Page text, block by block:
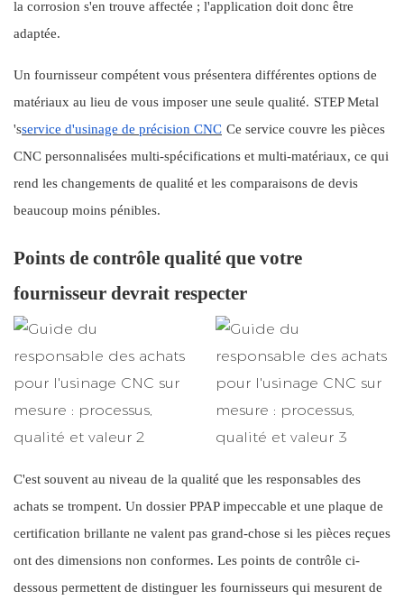
la corrosion s'en trouve affectée ; l'application doit donc être
adaptée.
Un fournisseur compétent vous présentera différentes options de
matériaux au lieu de vous imposer une seule qualité. STEP Metal
'sservice d'usinage de précision CNC Ce service couvre les pièces
CNC personnalisées multi-spécifications et multi-matériaux, ce qui
rend les changements de qualité et les comparaisons de devis
beaucoup moins pénibles.
Points de contrôle qualité que votre
fournisseur devrait respecter
C'est souvent au niveau de la qualité que les responsables des
achats se trompent. Un dossier PPAP impeccable et une plaque de
certification brillante ne valent pas grand-chose si les pièces reçues
ont des dimensions non conformes. Les points de contrôle ci-
dessous permettent de distinguer les fournisseurs qui mesurent de